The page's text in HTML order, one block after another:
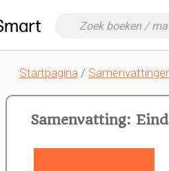
Startpagina /
Samenvatting: